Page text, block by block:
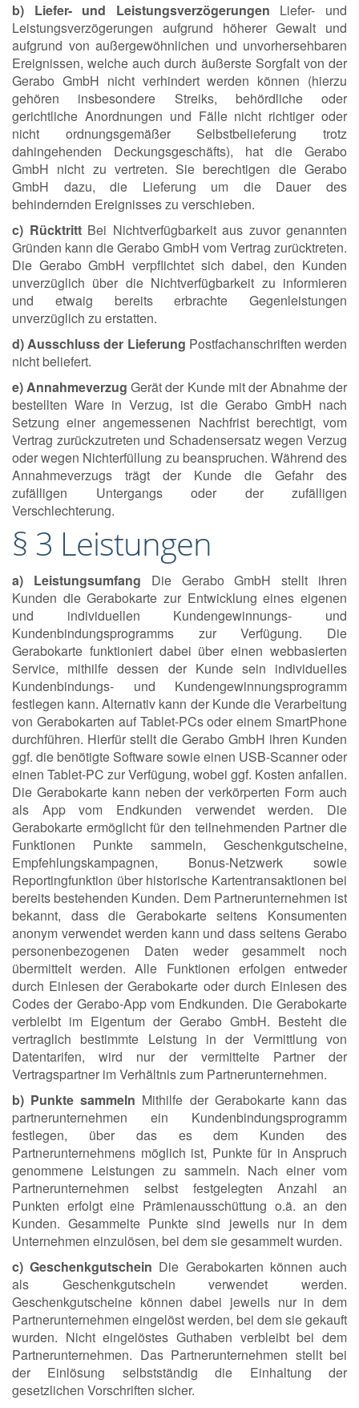
b) Liefer- und Leistungsverzögerungen Liefer- und
Leistungsverzögerungen aufgrund höherer Gewalt und
aufgrund von außergewöhnlichen und unvorhersehbaren
Ereignissen, welche auch durch äußerste Sorgfalt von der
Gerabo GmbH nicht verhindert werden können (hierzu
gehören insbesondere Streiks, behördliche oder
gerichtliche Anordnungen und Fälle nicht richtiger oder
nicht ordnungsgemäßer Selbstbelieferung trotz
dahingehenden Deckungsgeschäfts), hat die Gerabo
GmbH nicht zu vertreten. Sie berechtigen die Gerabo
GmbH dazu, die Lieferung um die Dauer des
behindernden Ereignisses zu verschieben.
c) RücktrittBei Nichtverfügbarkeit aus zuvor genannten
Gründen kann die Gerabo GmbH vom Vertrag zurücktreten.
Die Gerabo GmbH verpflichtet sich dabei, den Kunden
unverzüglich über die Nichtverfügbarkeit zu informieren
und etwaig bereits erbrachte Gegenleistungen
unverzüglich zu erstatten.
d) Ausschluss der Lieferung Postfachanschriften werden
nicht beliefert.
e) Annahmeverzug Gerät der Kunde mit der Abnahme der
bestellten Ware in Verzug, ist die Gerabo GmbH nach
Setzung einer angemessenen Nachfrist berechtigt, vom
Vertrag zurückzutreten und Schadensersatz wegen Verzug
oder wegen Nichterfüllung zu beanspruchen. Während des
Annahmeverzugs trägt der Kunde die Gefahr des
zufälligen Untergangs oder der zufälligen
Verschlechterung.
§ 3 Leistungen
a) Leistungsumfang Die Gerabo GmbH stellt ihren
Kunden die Gerabokarte zur Entwicklung eines eigenen
und individuellen Kundengewinnungs- und
Kundenbindungsprogramms zur Verfügung. Die
Gerabokarte funktioniert dabei über einen webbasierten
Service, mithilfe dessen der Kunde sein individuelles
Kundenbindungs- und Kundengewinnungsprogramm
festlegen kann. Alternativ kann der Kunde die Verarbeitung
von Gerabokarten auf Tablet-PCs oder einem SmartPhone
durchführen. Hierfür stellt die Gerabo GmbH ihren Kunden
ggf. die benötigte Software sowie einen USB-Scanner oder
einen Tablet-PC zur Verfügung, wobei ggf. Kosten anfallen.
Die Gerabokarte kann neben der verkörperten Form auch
als App vom Endkunden verwendet werden. Die
Gerabokarte ermöglicht für den teilnehmenden Partner die
Funktionen Punkte sammeln, Geschenkgutscheine,
Empfehlungskampagnen, Bonus-Netzwerk sowie
Reportingfunktion über historische Kartentransaktionen bei
bereits bestehenden Kunden. Dem Partnerunternehmen ist
bekannt, dass die Gerabokarte seitens Konsumenten
anonym verwendet werden kann und dass seitens Gerabo
personenbezogenen Daten weder gesammelt noch
übermittelt werden. Alle Funktionen erfolgen entweder
durch Einlesen der Gerabokarte oder durch Einlesen des
Codes der Gerabo-App vom Endkunden. Die Gerabokarte
verbleibt im Eigentum der Gerabo GmbH. Besteht die
vertraglich bestimmte Leistung in der Vermittlung von
Datentarifen, wird nur der vermittelte Partner der
Vertragspartner im Verhältnis zum Partnerunternehmen.
b) Punkte sammeln Mithilfe der Gerabokarte kann das
partnerunternehmen ein Kundenbindungsprogramm
festlegen, über das es dem Kunden des
Partnerunternehmens möglich ist, Punkte für in Anspruch
genommene Leistungen zu sammeln. Nach einer vom
Partnerunternehmen selbst festgelegten Anzahl an
Punkten erfolgt eine Prämienausschüttung o.ä. an den
Kunden. Gesammelte Punkte sind jeweils nur in dem
Unternehmen einzulösen, bei dem sie gesammelt wurden.
c) Geschenkgutschein Die Gerabokarten können auch
als Geschenkgutschein verwendet werden.
Geschenkgutscheine können dabei jeweils nur in dem
Partnerunternehmen eingelöst werden, bei dem sie gekauft
wurden. Nicht eingelöstes Guthaben verbleibt bei dem
Partnerunternehmen. Das Partnerunternehmen stellt bei
der Einlösung selbstständig die Einhaltung der
gesetzlichen Vorschriften sicher.